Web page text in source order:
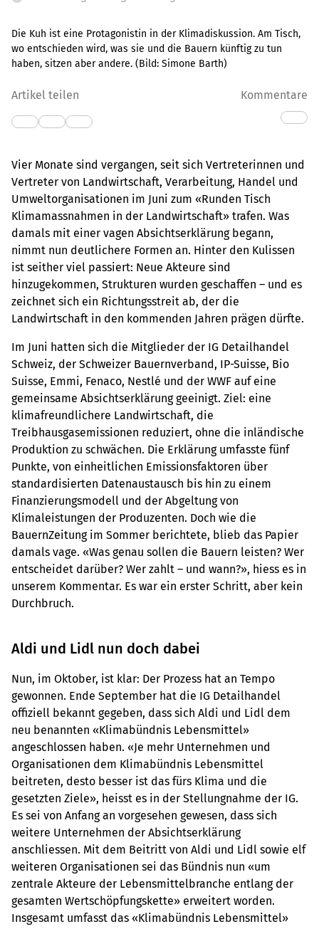
Die Kuh ist eine Protagonistin in der Klimadiskussion. Am Tisch,
wo entschieden wird, was sie und die Bauern künftig zu tun
haben, sitzen aber andere. (Bild: Simone Barth)
Artikel teilen Kommentare
Vier Monate sind vergangen, seit sich Vertreterinnen und
Vertreter von Landwirtschaft, Verarbeitung, Handel und
Umweltorganisationen im Juni zum «Runden Tisch
Klimamassnahmen in der Landwirtschaft» trafen. Was
damals mit einer vagen Absichtserklärung begann,
nimmt nun deutlichere Formen an. Hinter den Kulissen
ist seither viel passiert: Neue Akteure sind
hinzugekommen, Strukturen wurden geschaffen – und es
zeichnet sich ein Richtungsstreit ab, der die
Landwirtschaft in den kommenden Jahren prägen dürfte.
Im Juni hatten sich die Mitglieder der IG Detailhandel
Schweiz, der Schweizer Bauernverband, IP-Suisse, Bio
Suisse, Emmi, Fenaco, Nestlé und der WWF auf eine
gemeinsame Absichtserklärung geeinigt. Ziel: eine
klimafreundlichere Landwirtschaft, die
Treibhausgasemissionen reduziert, ohne die inländische
Produktion zu schwächen. Die Erklärung umfasste fünf
Punkte, von einheitlichen Emissionsfaktoren über
standardisierten Datenaustausch bis hin zu einem
Finanzierungsmodell und der Abgeltung von
Klimaleistungen der Produzenten. Doch wie die
BauernZeitung im Sommer berichtete, blieb das Papier
damals vage. «Was genau sollen die Bauern leisten? Wer
entscheidet darüber? Wer zahlt – und wann?», hiess es in
unserem Kommentar. Es war ein erster Schritt, aber kein
Durchbruch.
Aldi und Lidl nun doch dabei
Nun, im Oktober, ist klar: Der Prozess hat an Tempo
gewonnen. Ende September hat die IG Detailhandel
offiziell bekannt gegeben, dass sich Aldi und Lidl dem
neu benannten «Klimabündnis Lebensmittel»
angeschlossen haben. «Je mehr Unternehmen und
Organisationen dem Klimabündnis Lebensmittel
beitreten, desto besser ist das fürs Klima und die
gesetzten Ziele», heisst es in der Stellungnahme der IG.
Es sei von Anfang an vorgesehen gewesen, dass sich
weitere Unternehmen der Absichtserklärung
anschliessen. Mit dem Beitritt von Aldi und Lidl sowie elf
weiteren Organisationen sei das Bündnis nun «um
zentrale Akteure der Lebensmittelbranche entlang der
gesamten Wertschöpfungskette» erweitert worden.
Insgesamt umfasst das «Klimabündnis Lebensmittel»